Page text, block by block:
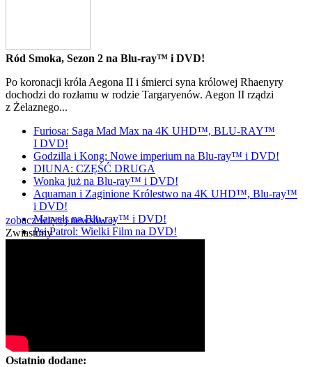
Ród Smoka, Sezon 2 na Blu-ray™ i DVD!
Po koronacji króla Aegona II i śmierci syna królowej Rhaenyry
dochodzi do rozłamu w rodzie Targaryenów. Aegon II rządzi
z Żelaznego...
Furiosa: Saga Mad Max na 4K UHD™, BLU-RAY™
I DVD!
Godzilla i Kong: Nowe imperium na Blu-ray™ i DVD!
DIUNA: CZĘŚĆ DRUGA
Wonka już na Blu-ray™ i DVD!
Aquaman i Zaginione Królestwo na 4K UHD™, Blu-ray™
i DVD!
Marvels na Blu-ray™ i DVD!
Psi Patrol: Wielki Film na DVD!
zobacz więcej newsów »
Zwiastuny
Ostatnio dodane: